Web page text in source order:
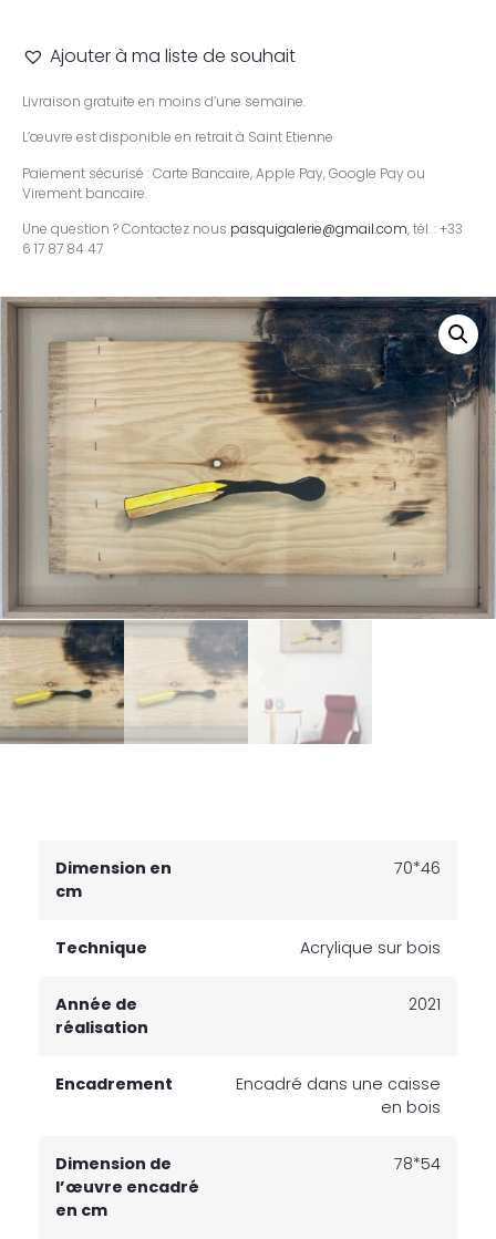
Dimension en
cm
70*46
Technique Acrylique sur bois
Année de
réalisation
2021
Encadrement
Encadré dans une caisse
en bois
Dimension de
l’œuvre encadré
en cm
78*54
Ajouter à ma liste de souhait
Livraison gratuite en moins d’une semaine.
L’œuvre est disponible en retrait à Saint Etienne
Paiement sécurisé : Carte Bancaire, Apple Pay, Google Pay ou
Virement bancaire.
Une question ? Contactez nous pasquigalerie@gmail.com, tél. : +33
6 17 87 84 47